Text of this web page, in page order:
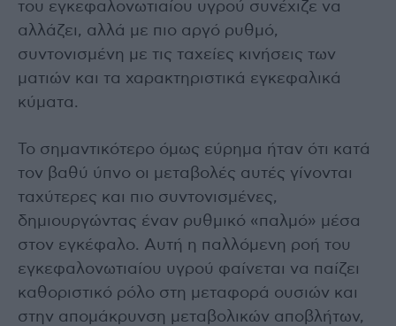
του εγκεφαλονωτιαίου υγρού συνέχιζε να
αλλάζει, αλλά με πιο αργό ρυθμό,
συντονισμένη με τις ταχείες κινήσεις των
ματιών και τα χαρακτηριστικά εγκεφαλικά
κύματα.
Το σημαντικότερο όμως εύρημα ήταν ότι κατά
τον βαθύ ύπνο οι μεταβολές αυτές γίνονται
ταχύτερες και πιο συντονισμένες,
δημιουργώντας έναν ρυθμικό «παλμό» μέσα
στον εγκέφαλο. Αυτή η παλλόμενη ροή του
εγκεφαλονωτιαίου υγρού φαίνεται να παίζει
καθοριστικό ρόλο στη μεταφορά ουσιών και
στην απομάκρυνση μεταβολικών αποβλήτων,